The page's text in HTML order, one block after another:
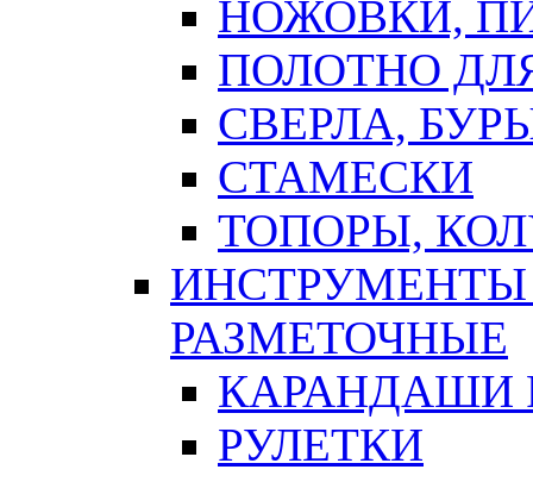
НОЖОВКИ,
ПОЛОТНО
СВЕРЛА,
СТАМЕСКИ
ТОПОРЫ,
ИНСТРУМЕНТЫ
РАЗМЕТОЧНЫЕ
КАРАНДАШИ
РУЛЕТКИ